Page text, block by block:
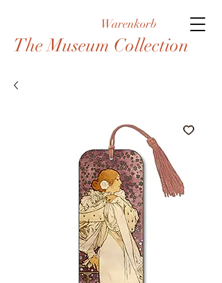
Warenkorb
The Museum Collection